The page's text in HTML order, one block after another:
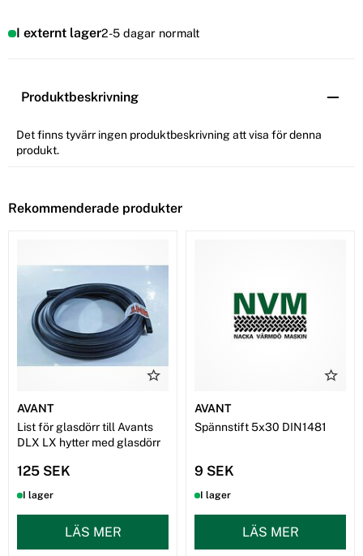
I externt lager2-5 dagar normalt
Produktbeskrivning
Det finns tyvärr ingen produktbeskrivning att visa för denna
produkt.
Rekommenderade produkter
AVANT
List för glasdörr till Avants
DLX LX hytter med glasdörr
125 SEK
I lager
LÄS MER
AVANT
Spännstift 5x30 DIN1481
9 SEK
I lager
LÄS MER